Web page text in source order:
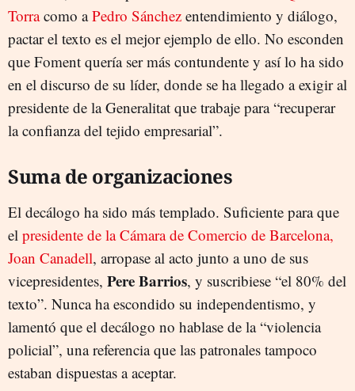
Torracomo aPedro Sánchez entendimiento y diálogo,
pactar el texto es el mejor ejemplo de ello. No esconden
que Foment quería ser más contundente y así lo ha sido
en el discurso de su líder, donde se ha llegado a exigir al
presidente de la Generalitat que trabaje para “recuperar
la confianza del tejido empresarial”.
Suma de organizaciones
El decálogo ha sido más templado. Suficiente para que
el presidente de la Cámara de Comercio de Barcelona,
Joan Canadell, arropase al acto junto a uno de sus
vicepresidentes, Pere Barrios, y suscribiese “el 80% del
texto”. Nunca ha escondido su independentismo, y
lamentó que el decálogo no hablase de la “violencia
policial”, una referencia que las patronales tampoco
estaban dispuestas a aceptar.